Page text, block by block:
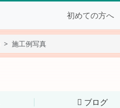
初めての方へ
施工例写真
ブログ